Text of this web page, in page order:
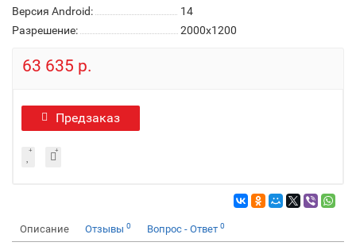
Версия Android:
14
Разрешение:
2000x1200
63 635 р.
Предзаказ
Описание Отзывы 0 Вопрос - Ответ 0